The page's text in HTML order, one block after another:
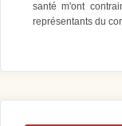
santé m'ont
représentants du